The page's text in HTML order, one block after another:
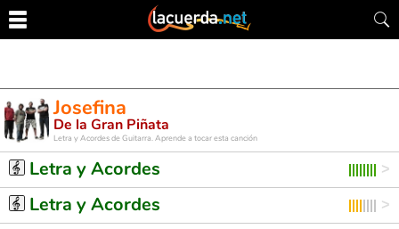
Josefina
De la Gran Piñata
Letra y Acordes de Guitarra. Aprende a tocar esta canción
Letra y Acordes
Letra y Acordes